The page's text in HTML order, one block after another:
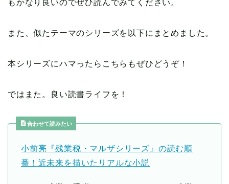
もかなり良いのでぜひ読んでみてください。
また、似たテーマのシリーズを以下にまとめました。
本シリーズにハマったらこちらもぜひどうぞ！
ではまた。良い読書ライフを！
合わせて読みたい
小前亮『残業税・マルザシリーズ』の読む順
番！近未来を描いたリアルな小説